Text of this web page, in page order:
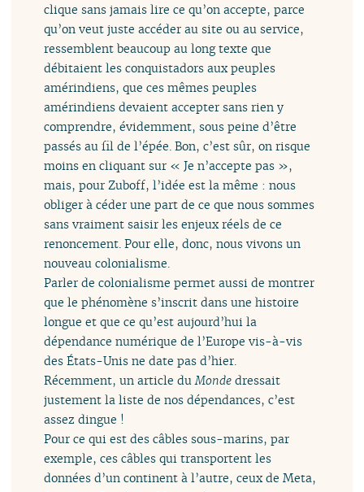
clique sans jamais lire ce qu’on accepte, parce
qu’on veut juste accéder au site ou au service,
ressemblent beaucoup au long texte que
débitaient les conquistadors aux peuples
amérindiens, que ces mêmes peuples
amérindiens devaient accepter sans rien y
comprendre, évidemment, sous peine d’être
passés au fil de l’épée. Bon, c’est sûr, on risque
moins en cliquant sur « Je n’accepte pas »,
mais, pour Zuboff, l’idée est la même : nous
obliger à céder une part de ce que nous sommes
sans vraiment saisir les enjeux réels de ce
renoncement. Pour elle, donc, nous vivons un
nouveau colonialisme.
Parler de colonialisme permet aussi de montrer
que le phénomène s’inscrit dans une histoire
longue et que ce qu’est aujourd’hui la
dépendance numérique de l’Europe vis-à-vis
des États-Unis ne date pas d’hier.
Récemment, un article duMonde dressait
justement la liste de nos dépendances, c’est
assez dingue !
Pour ce qui est des câbles sous-marins, par
exemple, ces câbles qui transportent les
données d’un continent à l’autre, ceux de Meta,